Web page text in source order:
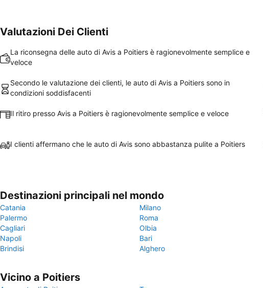
Valutazioni Dei Clienti
La riconsegna delle auto di Avis a Poitiers è ragionevolmente semplice e
veloce
Secondo le valutazione dei clienti, le auto di Avis a Poitiers sono in
condizioni soddisfacenti
Il ritiro presso Avis a Poitiers è ragionevolmente semplice e veloce
I clienti affermano che le auto di Avis sono abbastanza pulite a Poitiers
Destinazioni principali nel mondo
Catania
Milano
Palermo
Roma
Cagliari
Olbia
Napoli
Bari
Brindisi
Alghero
Vicino a Poitiers